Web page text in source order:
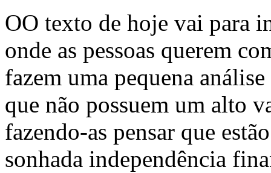
OO texto de hoje vai para
onde as pessoas querem
fazem uma pequena
que não possuem um alto
fazendo-as pensar que
sonhada independência